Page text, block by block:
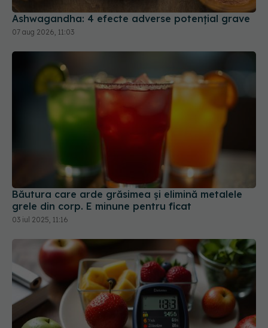
Ashwagandha: 4 efecte adverse potențial grave
07 aug 2026, 11:03
Băutura care arde grăsimea și elimină metalele
grele din corp. E minune pentru ficat
03 iul 2025, 11:16